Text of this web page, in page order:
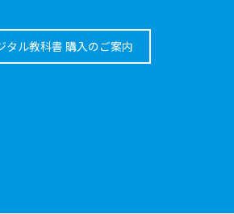
タル教科書 購入のご案内